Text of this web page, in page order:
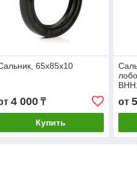
65х85х10
4 000₸
Купить
от